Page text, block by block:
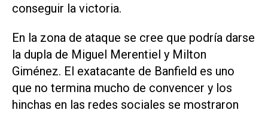
conseguir la victoria.
En la zona de ataque se cree que podría darse
la dupla de Miguel Merentiel y Milton
Giménez. El exatacante de Banfield es uno
que no termina mucho de convencer y los
hinchas en las redes sociales se mostraron